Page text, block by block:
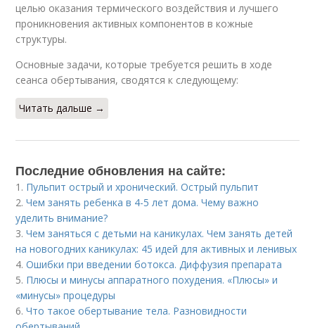
целью оказания термического воздействия и лучшего
проникновения активных компонентов в кожные
структуры.
Основные задачи, которые требуется решить в ходе
сеанса обертывания, сводятся к следующему:
Читать дальше →
Последние обновления на сайте:
1. Пульпит острый и хронический. Острый пульпит
2.Чем занять ребенка в 4-5 лет дома. Чему важно
уделить внимание?
3.Чем заняться с детьми на каникулах. Чем занять детей
на новогодних каникулах: 45 идей для активных и ленивых
4.Ошибки при введении ботокса. Диффузия препарата
5. Плюсы и минусы аппаратного похудения. «Плюсы» и
«минусы» процедуры
6.Что такое обертывание тела. Разновидности